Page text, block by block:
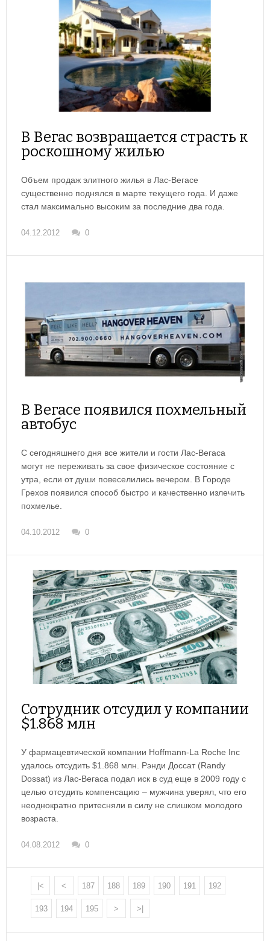
В Вегас возвращается страсть к
роскошному жилью
Объем продаж элитного жилья в Лас-Вегасе
существенно поднялся в марте текущего года. И даже
стал максимально высоким за последние два года.
04.12.2012 0
В Вегасе появился похмельный
автобус
С сегодняшнего дня все жители и гости Лас-Вегаса
могут не переживать за свое физическое состояние с
утра, если от души повеселились вечером. В Городе
Грехов появился способ быстро и качественно излечить
похмелье.
04.10.2012 0
Сотрудник отсудил у компании
$1.868 млн
У фармацевтической компании Hoffmann-La Roche Inc
удалось отсудить $1.868 млн. Рэнди Доссат (Randy
Dossat) из Лас-Вегаса подал иск в суд еще в 2009 году с
целью отсудить компенсацию – мужчина уверял, что его
неоднократно притесняли в силу не слишком молодого
возраста.
04.08.2012 0
|< < 187 188 189 190 191 192
193 194 195 > >|